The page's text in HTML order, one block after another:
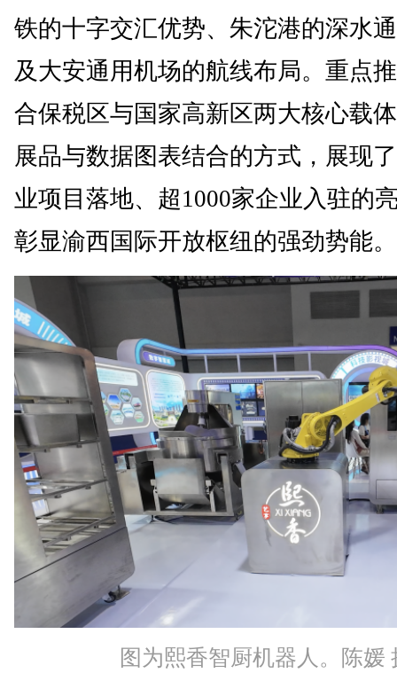
铁的十字交汇优势、朱沱港的深水
及大安通用机场的航线布局。重点
合保税区与国家高新区两大核心载
展品与数据图表结合的方式，展现
业项目落地、超1000家企业入驻的
彰显渝西国际开放枢纽的强劲势能。
图为熙香智厨机器人。陈媛